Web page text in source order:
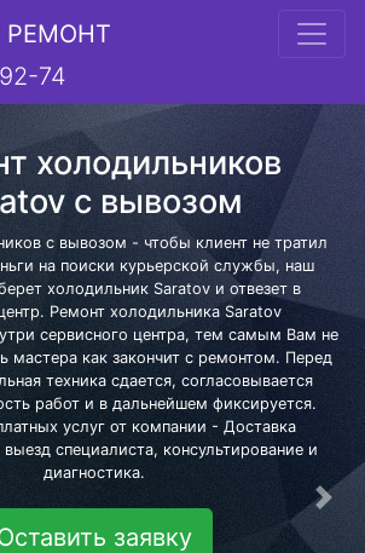
РЕМОНТ
74
холодильников
с вывозом
с вывозом - чтобы клиент не тратил
на поиски курьерской службы, наш
холодильник Saratov и отвезет в
Ремонт холодильника Saratov
сервисного центра, тем самым Вам не
мастера как закончит с ремонтом. Перед
техника сдается, согласовывается
работ и в дальнейшем фиксируется.
услуг от компании - Доставка
специалиста, консультирование и
диагностика.
заявку